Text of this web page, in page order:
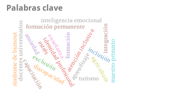
Palabras clave
formación
atención inclusiva
identidad profesional
enseñanza
aprendizajeinclusión
exclusión
discapacidad
capacitación
estrés
ansiedad
docentes universitarios
síndrome de burnout
formación permanente
maestro primario
agricultura
turismo
inteligencia emocional
integración